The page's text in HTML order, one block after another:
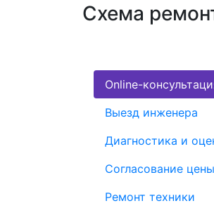
Схема
Online-
Выезд инженера
Диагностика и
Согласование
Ремонт техники